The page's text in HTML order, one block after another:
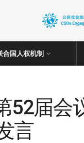
合国人权机制
52届会
言